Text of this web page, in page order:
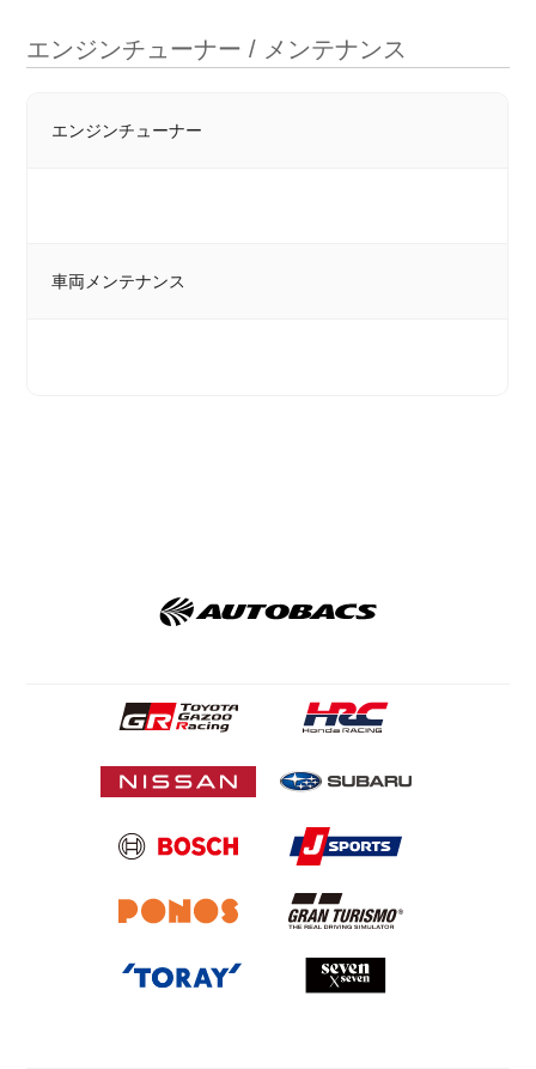
エンジンチューナー / メンテナンス
エンジンチューナー
車両メンテナンス